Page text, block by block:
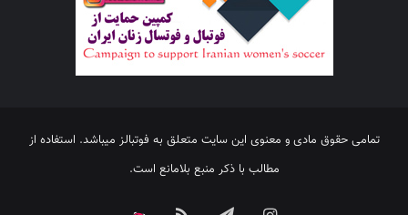
تمامی حقوق مادی و معنوی این سایت متعلق به فوتبالز میباشد. استفاده از
مطالب با ذکر منبع بلامانع است.